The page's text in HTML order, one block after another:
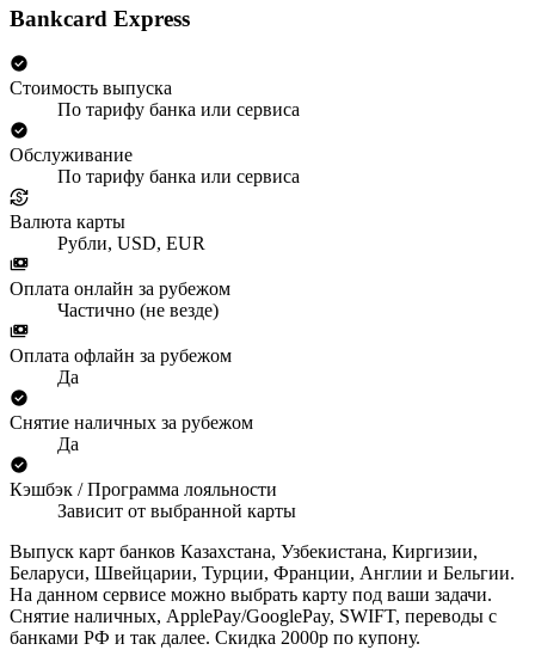
Bankcard Express
Стоимость выпуска
По тарифу банка или сервиса
Обслуживание
По тарифу банка или сервиса
Валюта карты
Рубли, USD, EUR
Оплата онлайн за рубежом
Частично (не везде)
Оплата офлайн за рубежом
Да
Снятие наличных за рубежом
Да
Кэшбэк / Программа лояльности
Зависит от выбранной карты
Выпуск карт банков Казахстана, Узбекистана, Киргизии,
Беларуси, Швейцарии, Турции, Франции, Англии и Бельгии.
На данном сервисе можно выбрать карту под ваши задачи.
Снятие наличных, ApplePay/GooglePay, SWIFT, переводы с
банками РФ и так далее. Скидка 2000р по купону.